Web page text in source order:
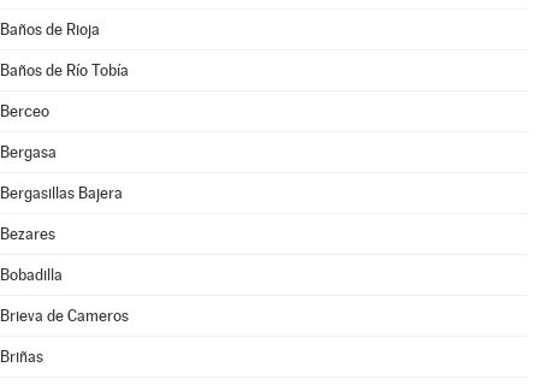
Baños de Rioja
Baños de Río Tobía
Berceo
Bergasa
Bergasillas Bajera
Bezares
Bobadilla
Brieva de Cameros
Briñas